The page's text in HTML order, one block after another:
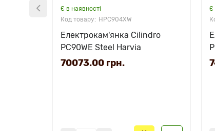
Є в наявності
HPC904XW
Електрокам'янка Cilindro
PC90WE Steel Harvia
70073.00 грн.
Є